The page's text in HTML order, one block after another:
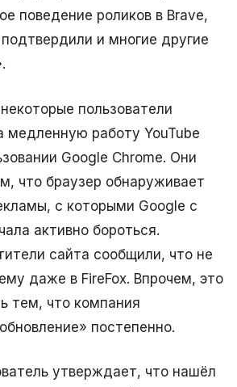
поведение роликов в Brave,
и многие другие
пользователи
медленную работу YouTube
Google Chrome. Они
что браузер обнаруживает
с которыми Google с
активно бороться.
сайта сообщили, что не
даже в FireFox. Впрочем, это
тем, что компания
постепенно.
утверждает, что нашёл